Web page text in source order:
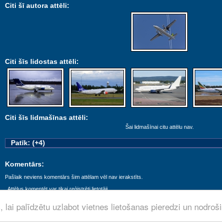
palīdzētu uzlabot vietnes lietošanas pieredzi un
Citi šī autora attēli:
Citi šīs lidostas attēli:
Citi šīs lidmašīnas attēli:
Šai lidmašīnai citu attēlu nav.
Patīk: (+4)
Komentārs:
Pašlaik neviens komentārs šim attēlam vēl nav ierakstīts.
Attēlus komentēt var tikai reģistrēti lietotāji.
© aviofoto.lv byJorsh· 2008 - 2026